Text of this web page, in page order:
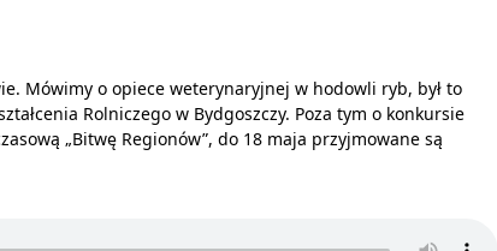
Mówimy o opiece weterynaryjnej w hodowli ryb, był to
Rolniczego w Bydgoszczy. Poza tym o konkursie
„Bitwę Regionów”, do 18 maja przyjmowane są